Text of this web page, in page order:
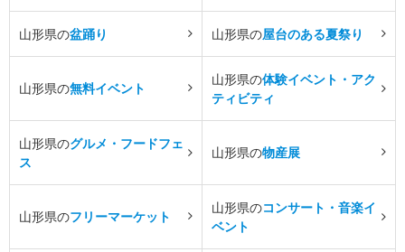
山形県の盆踊り 山形県の屋台のある夏祭り
山形県の無料イベント
山形県の体験イベント・アク
ティビティ
山形県のグルメ・フードフェ
ス
山形県の物産展
山形県のフリーマーケット
山形県のコンサート・音楽イ
ベント